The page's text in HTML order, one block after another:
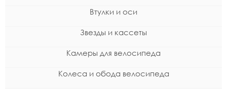
Втулки и оси
Звезды и кассеты
Камеры для велосипеда
Колеса и обода велосипеда